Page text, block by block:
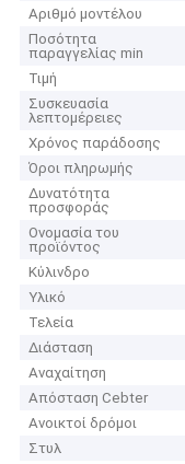
Αριθμό μοντέλου
Ποσότητα
παραγγελίας min
Τιμή
Συσκευασία
λεπτομέρειες
Χρόνος παράδοσης
Όροι πληρωμής
Δυνατότητα
προσφοράς
Ονομασία του
προϊόντος
Κύλινδρο
Υλικό
Τελεία
Διάσταση
Αναχαίτηση
Απόσταση Cebter
Ανοικτοί δρόμοι
Στυλ